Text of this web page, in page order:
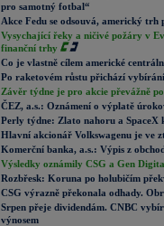
pro samotný fotbal“
Akce Fedu se odsouvá, americký
Vysychající řeky a ničivé požáry v
finanční trhy
Co je vlastně cílem americké
Po raketovém růstu přichází
Závěr týdne je pro akcie převážně
ČEZ, a.s.: Oznámení o výplatě
Perly týdne: Zlato nahoru a SpaceX
Hlavní akcionář Volkswagenu je ve
Komerční banka, a.s.: Výpis z
Výsledky oznámily CSG a Gen
Rozbřesk: Koruna po holubičím
CSG výrazně překonala odhady.
Srpen přeje dividendám. CNBC
výnosem